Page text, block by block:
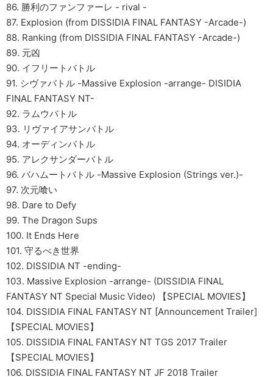
86. 勝利のファンファーレ - rival -
87. Explosion (from DISSIDIA FINAL FANTASY -Arcade-)
88. Ranking (from DISSIDIA FINAL FANTASY -Arcade-)
89. 元凶
90. イフリートバトル
91. シヴァバトル -Massive Explosion -arrange- DISIDIA
FINAL FANTASY NT-
92. ラムウバトル
93. リヴァイアサンバトル
94. オーディンバトル
95. アレクサンダーバトル
96. バハムートバトル -Massive Explosion (Strings ver.)-
97. 次元喰い
98. Dare to Defy
99. The Dragon Sups
100. It Ends Here
101. 守るべき世界
102. DISSIDIA NT -ending-
103. Massive Explosion -arrange- (DISSIDIA FINAL
FANTASY NT Special Music Video) 【SPECIAL MOVIES】
104. DISSIDIA FINAL FANTASY NT [Announcement Trailer]
【SPECIAL MOVIES】
105. DISSIDIA FINAL FANTASY NT TGS 2017 Trailer
【SPECIAL MOVIES】
106. DISSIDIA FINAL FANTASY NT JF 2018 Trailer